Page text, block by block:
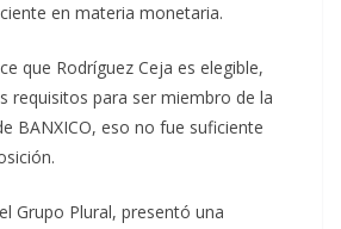
en materia monetaria.
que Rodríguez Ceja es elegible,
requisitos para ser miembro de la
BANXICO, eso no fue suficiente
Grupo Plural, presentó una